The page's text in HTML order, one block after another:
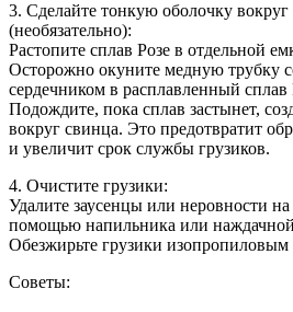
3. Сделайте тонкую оболочку
(необязательно):
Растопите сплав Розе в отдельной
Осторожно окуните медную трубку
сердечником в расплавленный сплав
Подождите, пока сплав застынет,
вокруг свинца. Это предотвратит
и увеличит срок службы грузиков.
4. Очистите грузики:
Удалите заусенцы или неровности
помощью напильника или
Обезжирьте грузики изопропиловым
Советы: